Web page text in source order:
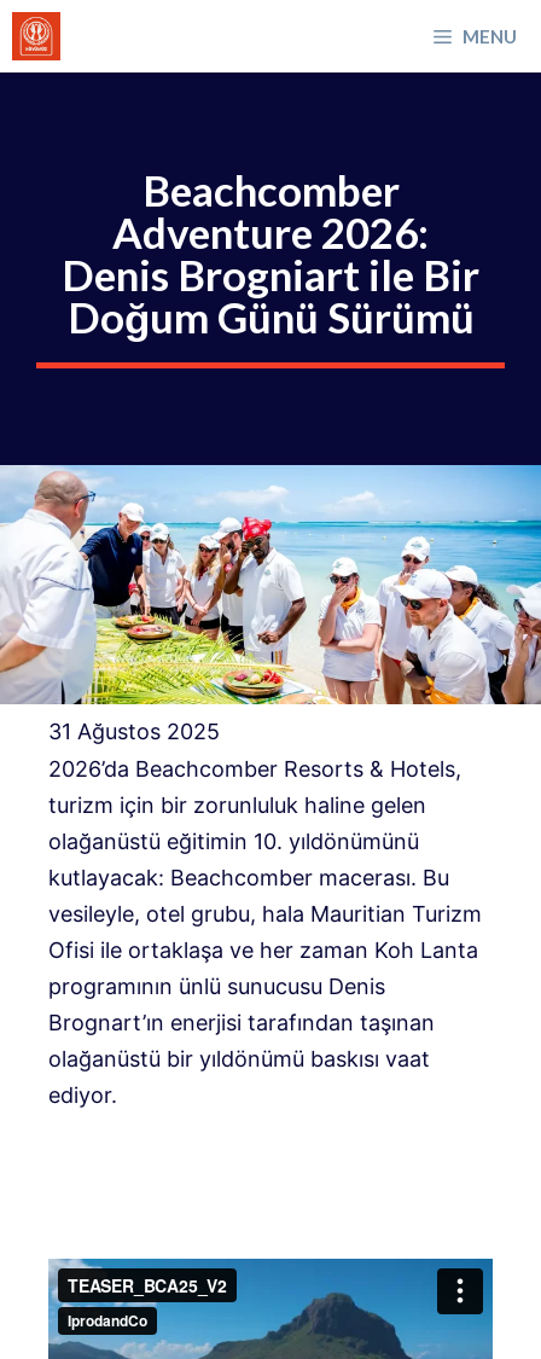
İçeriğe
atla
MENU
Beachcomber
Adventure 2026:
Denis Brogniart ile Bir
Doğum Günü Sürümü
31 Ağustos 2025
2026’da Beachcomber Resorts & Hotels,
turizm için bir zorunluluk haline gelen
olağanüstü eğitimin 10. yıldönümünü
kutlayacak: Beachcomber macerası. Bu
vesileyle, otel grubu, hala Mauritian Turizm
Ofisi ile ortaklaşa ve her zaman Koh Lanta
programının ünlü sunucusu Denis
Brognart’ın enerjisi tarafından taşınan
olağanüstü bir yıldönümü baskısı vaat
ediyor.